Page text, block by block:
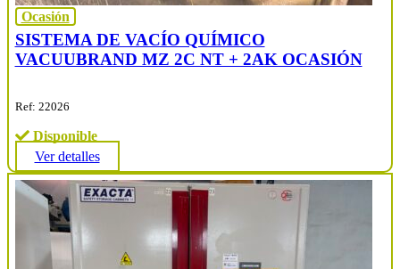
Ocasión
SISTEMA DE VACÍO QUÍMICO
VACUUBRAND MZ 2C NT + 2AK OCASIÓN
Ref: 22026
Disponible
Ver detalles